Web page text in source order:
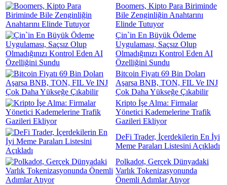
Boomers, Kipto Para Biriminde
Bile Zenginliğin Anahtarını
Elinde Tutuyor
Çin`in En Büyük Ödeme
Uygulaması, Saçsız Olup
Olmadığınızı Kontrol Eden AI
Özelliğini Sundu
Bitcoin Fiyatı 69 Bin Doları
Aşarsa BNB, TON, FIL Ve INJ
Çok Daha Yükseğe Çıkabilir
Kripto İşe Alma: Firmalar
Yönetici Kademelerine Trafik
Gazileri Ekliyor
DeFi Trader, İçerdekilerin En İyi
Meme Paraları Listesini Açıkladı
Polkadot, Gerçek Dünyadaki
Varlık Tokenizasyonunda
Önemli Adımlar Atıyor